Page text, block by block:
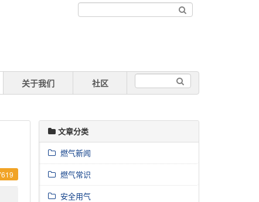
关于我们 社区
文章分类
燃气新闻
燃气常识
安全用气